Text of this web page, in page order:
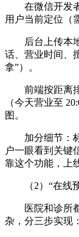
在微信开发
用户当前定位（
后台上传本
话、营业时间、
拿”）。
前端按距离
（今天营业至
图。
加分细节：
户一眼看到关键
靠这个功能，上
（2）“在
医院和诊所
杂，分三步实现：